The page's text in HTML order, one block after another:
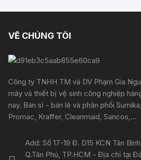
VỀ CHÚNG TÔI
Công ty TNHH TM và DV Phạm Gia
máy và thiết bị vệ sinh công nghiệp
nay. Bán sỉ - bán lẻ và phân phối
Promac, Kraffer, Cleanmaid, Sancos,...
Add: Số 17-19 Đ. D15 KCN Tân
Q.Tân Phú, TP.HCM - Địa chỉ tại